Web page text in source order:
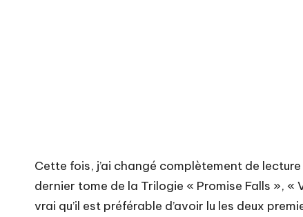
Cette fois, j’ai changé complètement de
dernier tome de la Trilogie « Promise Falls »,
vrai qu’il est préférable d’avoir lu les deux